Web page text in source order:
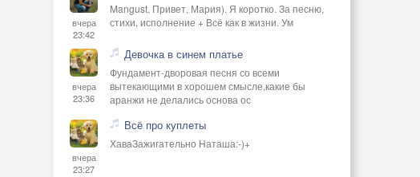
вчера
23:42
Mangust. Привет, Мария). Я коротко. За песню,
стихи, исполнение + Всё как в жизни. Ум
вчера
23:36
Девочка в синем платье
Фундамент-дворовая песня со всеми
вытекающими в хорошем смысле,какие бы
аранжи не делались основа ос
вчера
23:27
Всё про куплеты
ХаваЗажигательно Наташа:-)+